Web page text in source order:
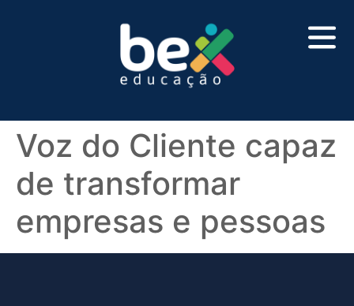
Voz do Cliente capaz
de transformar
empresas e pessoas